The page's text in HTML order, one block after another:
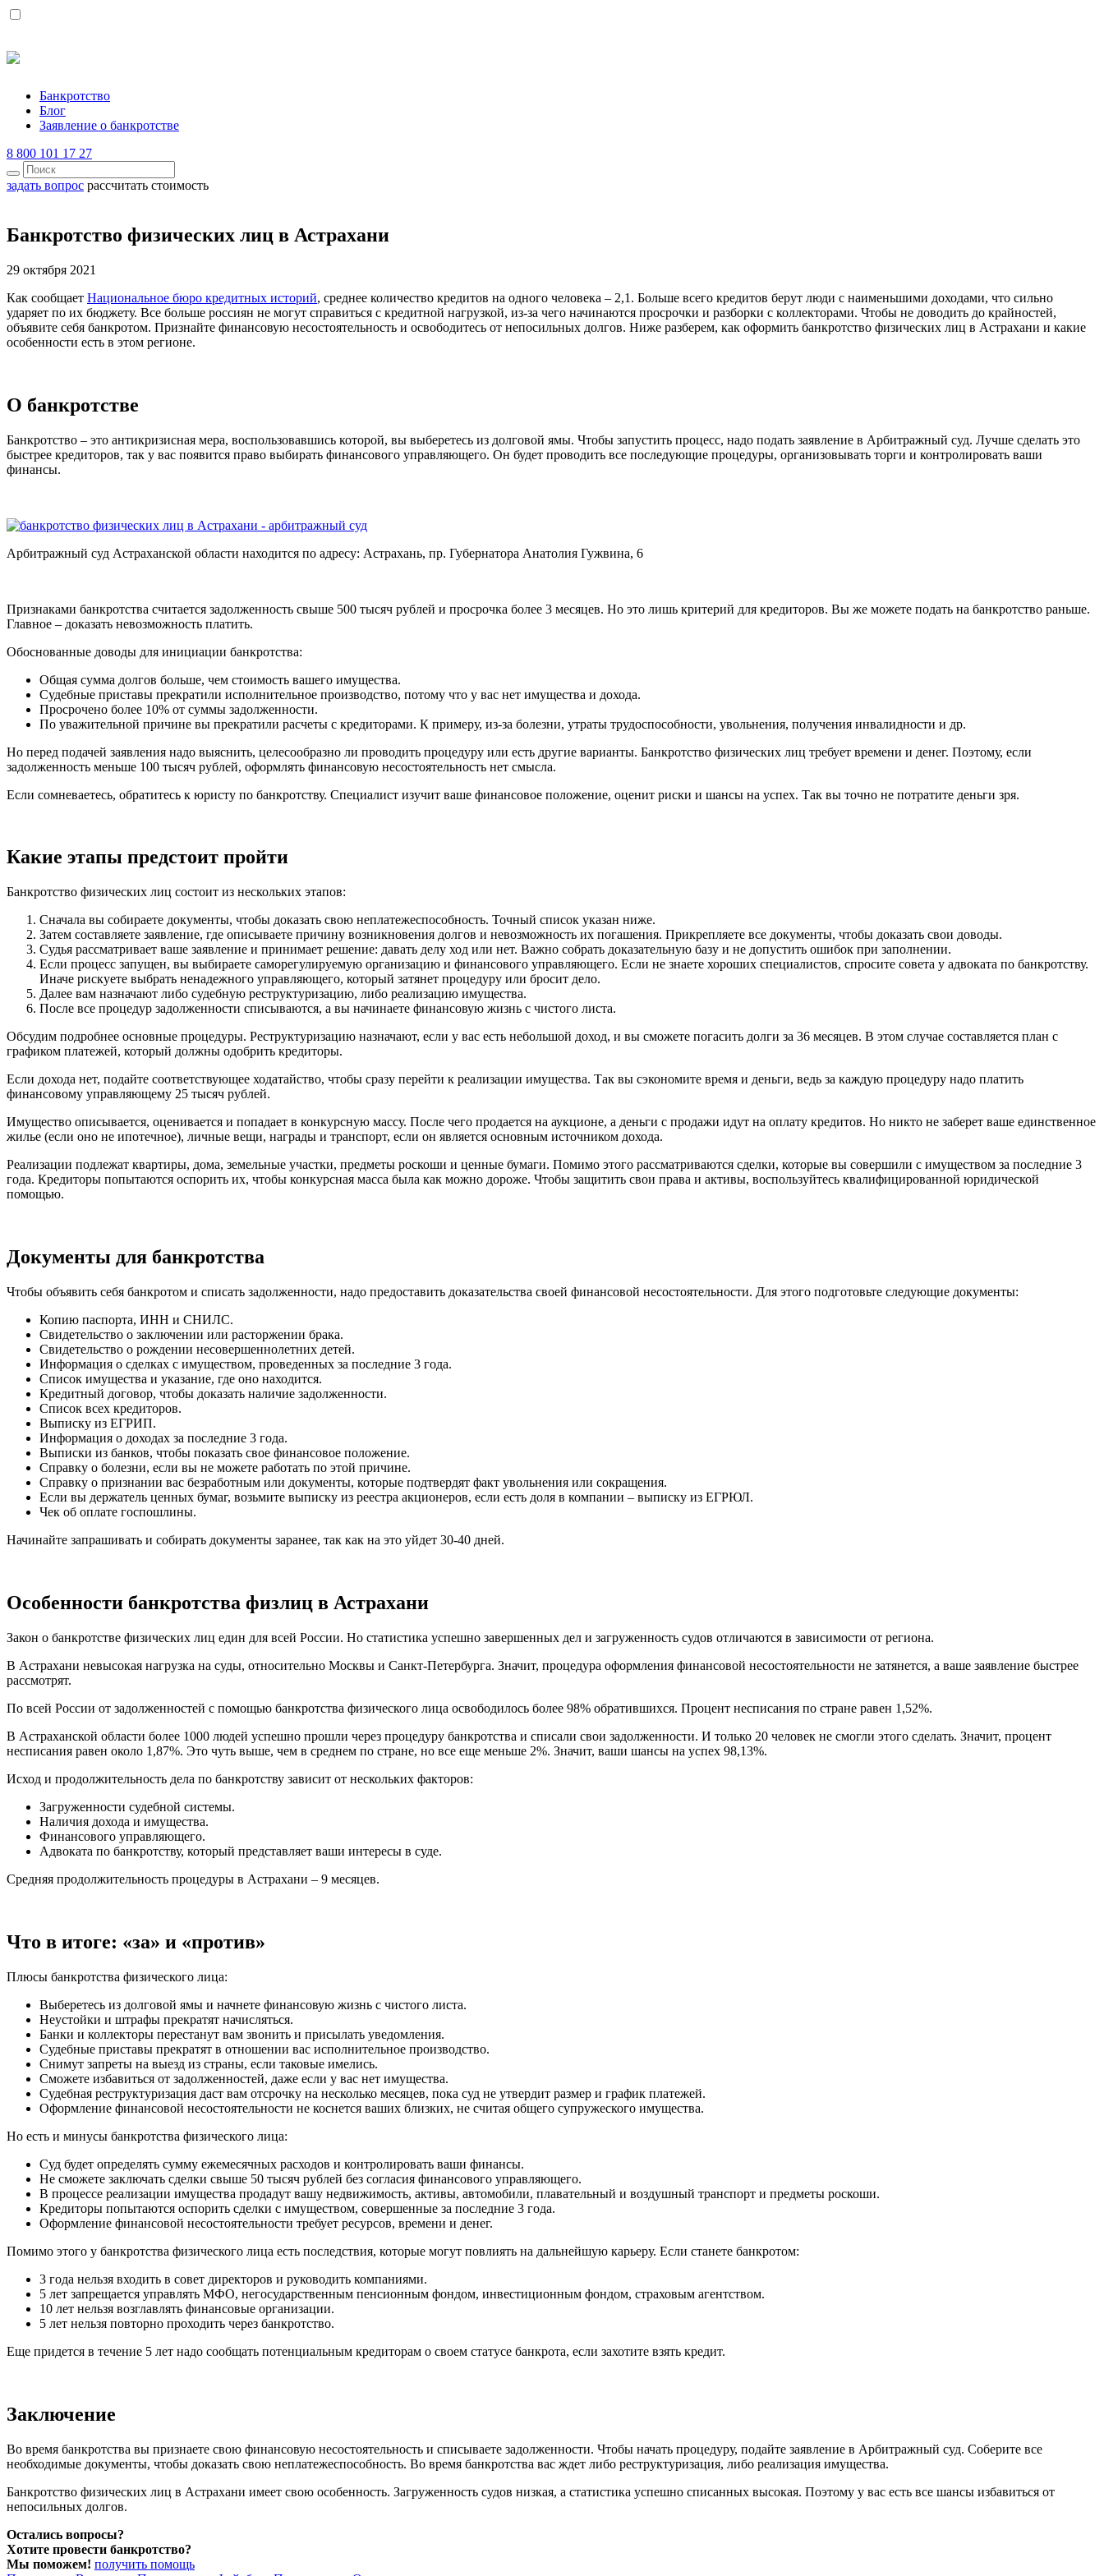
Банкротство
Блог
Заявление о банкротстве
8 800 101 17 27
задать вопрос рассчитать стоимость
Банкротство физических лиц в Астрахани
29 октября 2021
Как сообщает Национальное бюро кредитных историй, среднее количество кредитов на одного человека – 2,1. Больше всего кредитов берут люди с наименьшими доходами, что сильно
ударяет по их бюджету. Все больше россиян не могут справиться с кредитной нагрузкой, из-за чего начинаются просрочки и разборки с коллекторами. Чтобы не доводить до крайностей,
объявите себя банкротом. Признайте финансовую несостоятельность и освободитесь от непосильных долгов. Ниже разберем, как оформить банкротство физических лиц в Астрахани и какие
особенности есть в этом регионе.
О банкротстве
Банкротство – это антикризисная мера, воспользовавшись которой, вы выберетесь из долговой ямы. Чтобы запустить процесс, надо подать заявление в Арбитражный суд. Лучше сделать это
быстрее кредиторов, так у вас появится право выбирать финансового управляющего. Он будет проводить все последующие процедуры, организовывать торги и контролировать ваши
финансы.
Арбитражный суд Астраханской области находится по адресу: Астрахань, пр. Губернатора Анатолия Гужвина, 6
Признаками банкротства считается задолженность свыше 500 тысяч рублей и просрочка более 3 месяцев. Но это лишь критерий для кредиторов. Вы же можете подать на банкротство раньше.
Главное – доказать невозможность платить.
Обоснованные доводы для инициации банкротства:
Общая сумма долгов больше, чем стоимость вашего имущества.
Судебные приставы прекратили исполнительное производство, потому что у вас нет имущества и дохода.
Просрочено более 10% от суммы задолженности.
По уважительной причине вы прекратили расчеты с кредиторами. К примеру, из-за болезни, утраты трудоспособности, увольнения, получения инвалидности и др.
Но перед подачей заявления надо выяснить, целесообразно ли проводить процедуру или есть другие варианты. Банкротство физических лиц требует времени и денег. Поэтому, если
задолженность меньше 100 тысяч рублей, оформлять финансовую несостоятельность нет смысла.
Если сомневаетесь, обратитесь к юристу по банкротству. Специалист изучит ваше финансовое положение, оценит риски и шансы на успех. Так вы точно не потратите деньги зря.
Какие этапы предстоит пройти
Банкротство физических лиц состоит из нескольких этапов:
Сначала вы собираете документы, чтобы доказать свою неплатежеспособность. Точный список указан ниже.
Затем составляете заявление, где описываете причину возникновения долгов и невозможность их погашения. Прикрепляете все документы, чтобы доказать свои доводы.
Судья рассматривает ваше заявление и принимает решение: давать делу ход или нет. Важно собрать доказательную базу и не допустить ошибок при заполнении.
Если процесс запущен, вы выбираете саморегулируемую организацию и финансового управляющего. Если не знаете хороших специалистов, спросите совета у адвоката по банкротству.
Иначе рискуете выбрать ненадежного управляющего, который затянет процедуру или бросит дело.
Далее вам назначают либо судебную реструктуризацию, либо реализацию имущества.
После все процедур задолженности списываются, а вы начинаете финансовую жизнь с чистого листа.
Обсудим подробнее основные процедуры. Реструктуризацию назначают, если у вас есть небольшой доход, и вы сможете погасить долги за 36 месяцев. В этом случае составляется план с
графиком платежей, который должны одобрить кредиторы.
Если дохода нет, подайте соответствующее ходатайство, чтобы сразу перейти к реализации имущества. Так вы сэкономите время и деньги, ведь за каждую процедуру надо платить
финансовому управляющему 25 тысяч рублей.
Имущество описывается, оценивается и попадает в конкурсную массу. После чего продается на аукционе, а деньги с продажи идут на оплату кредитов. Но никто не заберет ваше единственное
жилье (если оно не ипотечное), личные вещи, награды и транспорт, если он является основным источником дохода.
Реализации подлежат квартиры, дома, земельные участки, предметы роскоши и ценные бумаги. Помимо этого рассматриваются сделки, которые вы совершили с имуществом за последние 3
года. Кредиторы попытаются оспорить их, чтобы конкурсная масса была как можно дороже. Чтобы защитить свои права и активы, воспользуйтесь квалифицированной юридической
помощью.
Документы для банкротства
Чтобы объявить себя банкротом и списать задолженности, надо предоставить доказательства своей финансовой несостоятельности. Для этого подготовьте следующие документы:
Копию паспорта, ИНН и СНИЛС.
Свидетельство о заключении или расторжении брака.
Свидетельство о рождении несовершеннолетних детей.
Информация о сделках с имуществом, проведенных за последние 3 года.
Список имущества и указание, где оно находится.
Кредитный договор, чтобы доказать наличие задолженности.
Список всех кредиторов.
Выписку из ЕГРИП.
Информация о доходах за последние 3 года.
Выписки из банков, чтобы показать свое финансовое положение.
Справку о болезни, если вы не можете работать по этой причине.
Справку о признании вас безработным или документы, которые подтвердят факт увольнения или сокращения.
Если вы держатель ценных бумаг, возьмите выписку из реестра акционеров, если есть доля в компании – выписку из ЕГРЮЛ.
Чек об оплате госпошлины.
Начинайте запрашивать и собирать документы заранее, так как на это уйдет 30-40 дней.
Особенности банкротства физлиц в Астрахани
Закон о банкротстве физических лиц един для всей России. Но статистика успешно завершенных дел и загруженность судов отличаются в зависимости от региона.
В Астрахани невысокая нагрузка на суды, относительно Москвы и Санкт-Петербурга. Значит, процедура оформления финансовой несостоятельности не затянется, а ваше заявление быстрее
рассмотрят.
По всей России от задолженностей с помощью банкротства физического лица освободилось более 98% обратившихся. Процент несписания по стране равен 1,52%.
В Астраханской области более 1000 людей успешно прошли через процедуру банкротства и списали свои задолженности. И только 20 человек не смогли этого сделать. Значит, процент
несписания равен около 1,87%. Это чуть выше, чем в среднем по стране, но все еще меньше 2%. Значит, ваши шансы на успех 98,13%.
Исход и продолжительность дела по банкротству зависит от нескольких факторов:
Загруженности судебной системы.
Наличия дохода и имущества.
Финансового управляющего.
Адвоката по банкротству, который представляет ваши интересы в суде.
Средняя продолжительность процедуры в Астрахани – 9 месяцев.
Что в итоге: «за» и «против»
Плюсы банкротства физического лица:
Выберетесь из долговой ямы и начнете финансовую жизнь с чистого листа.
Неустойки и штрафы прекратят начисляться.
Банки и коллекторы перестанут вам звонить и присылать уведомления.
Судебные приставы прекратят в отношении вас исполнительное производство.
Снимут запреты на выезд из страны, если таковые имелись.
Сможете избавиться от задолженностей, даже если у вас нет имущества.
Судебная реструктуризация даст вам отсрочку на несколько месяцев, пока суд не утвердит размер и график платежей.
Оформление финансовой несостоятельности не коснется ваших близких, не считая общего супружеского имущества.
Но есть и минусы банкротства физического лица:
Суд будет определять сумму ежемесячных расходов и контролировать ваши финансы.
Не сможете заключать сделки свыше 50 тысяч рублей без согласия финансового управляющего.
В процессе реализации имущества продадут вашу недвижимость, активы, автомобили, плавательный и воздушный транспорт и предметы роскоши.
Кредиторы попытаются оспорить сделки с имуществом, совершенные за последние 3 года.
Оформление финансовой несостоятельности требует ресурсов, времени и денег.
Помимо этого у банкротства физического лица есть последствия, которые могут повлиять на дальнейшую карьеру. Если станете банкротом:
3 года нельзя входить в совет директоров и руководить компаниями.
5 лет запрещается управлять МФО, негосударственным пенсионным фондом, инвестиционным фондом, страховым агентством.
10 лет нельзя возглавлять финансовые организации.
5 лет нельзя повторно проходить через банкротство.
Еще придется в течение 5 лет надо сообщать потенциальным кредиторам о своем статусе банкрота, если захотите взять кредит.
Заключение
Во время банкротства вы признаете свою финансовую несостоятельность и списываете задолженности. Чтобы начать процедуру, подайте заявление в Арбитражный суд. Соберите все
необходимые документы, чтобы доказать свою неплатежеспособность. Во время банкротства вас ждет либо реструктуризация, либо реализация имущества.
Банкротство физических лиц в Астрахани имеет свою особенность. Загруженность судов низкая, а статистика успешно списанных высокая. Поэтому у вас есть все шансы избавиться от
непосильных долгов.
Остались вопросы?
Хотите провести банкротство?
Мы поможем! получить помощь